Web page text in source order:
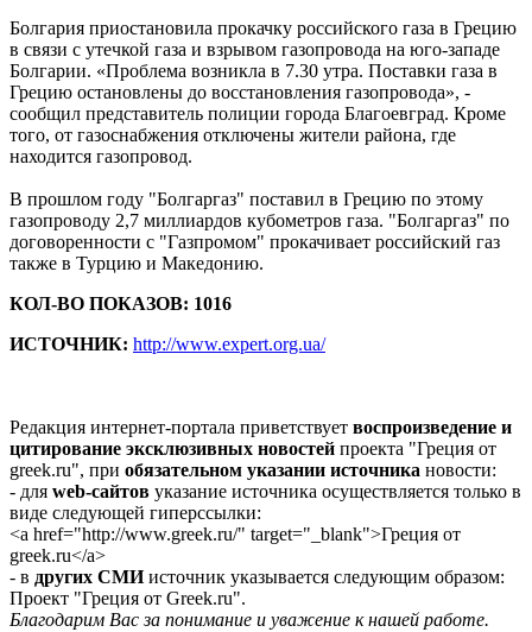
Болгария приостановила прокачку российского газа в Грецию
в связи с утечкой газа и взрывом газопровода на юго-западе
Болгарии. «Проблема возникла в 7.30 утра. Поставки газа в
Грецию остановлены до восстановления газопровода», -
сообщил представитель полиции города Благоевград. Кроме
того, от газоснабжения отключены жители района, где
находится газопровод.
В прошлом году "Болгаргаз" поставил в Грецию по этому
газопроводу 2,7 миллиардов кубометров газа. "Болгаргаз" по
договоренности с "Газпромом" прокачивает российский газ
также в Турцию и Македонию.
КОЛ-ВО ПОКАЗОВ: 1016
ИСТОЧНИК: http://www.expert.org.ua/
Редакция интернет-портала приветствует воспроизведение и
цитирование эксклюзивных новостей проекта "Греция от
greek.ru", при обязательном указании источника новости:
- для web-сайтов указание источника осуществляется только в
виде следующей гиперссылки:
<a href="http://www.greek.ru/" target="_blank">Греция от
greek.ru</a>
- в других СМИисточник указывается следующим образом:
Проект "Греция от Greek.ru".
Благодарим Вас за понимание и уважение к нашей работе.